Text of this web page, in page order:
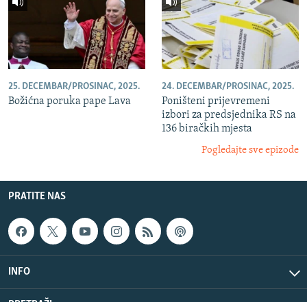
25. DECEMBAR/PROSINAC, 2025.
Božićna poruka pape Lava
24. DECEMBAR/PROSINAC, 2025.
Poništeni prijevremeni
izbori za predsjednika RS na
136 biračkih mjesta
Pogledajte sve epizode
PRATITE NAS
INFO